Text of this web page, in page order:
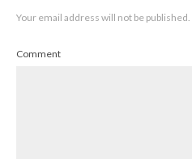
Your email address will not be published.
Comment